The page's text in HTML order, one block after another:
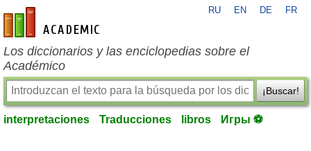
es-academic.com
RU EN DE FR
Los diccionarios y las enciclopedias sobre el
Académico
¡Buscar!
interpretaciones Traducciones libros Игры ⚽